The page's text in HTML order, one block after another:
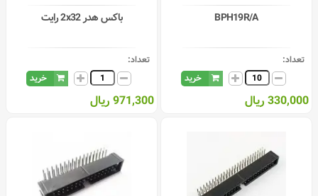
BPH19R/A
تعداد:
خرید
330,000 ریال
باکس هدر 2x32 رایت
تعداد:
خرید
971,300 ریال